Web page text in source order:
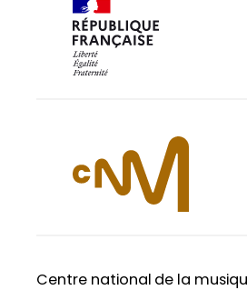
Centre national de la